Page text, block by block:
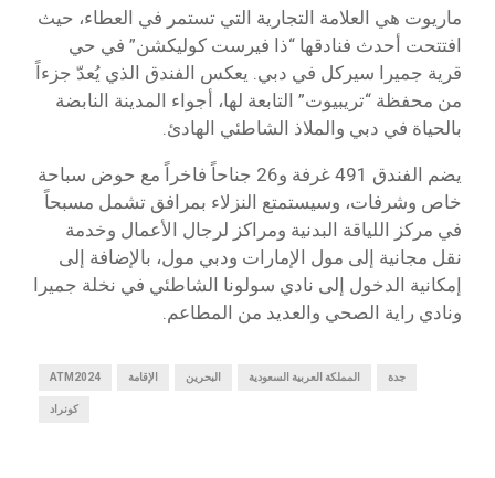
ماريوت هي العلامة التجارية التي تستمر في العطاء، حيث
افتتحت أحدث فنادقها “ذا فيرست كوليكشن” في حي
قرية جميرا سيركل في دبي. يعكس الفندق الذي يُعدّ جزءاً
من محفظة “تريبيوت” التابعة لها، أجواء المدينة النابضة
بالحياة في دبي والملاذ الشاطئي الهادئ.
يضم الفندق 491 غرفة و26 جناحاً فاخراً مع حوض سباحة
خاص وشرفات، وسيستمتع النزلاء بمرافق تشمل مسبحاً
في مركز اللياقة البدنية ومراكز لرجال الأعمال وخدمة
نقل مجانية إلى مول الإمارات ودبي مول، بالإضافة إلى
إمكانية الدخول إلى نادي سولونا الشاطئي في نخلة جميرا
ونادي راية الصحي والعديد من المطاعم.
ATM2024 الإقامة البحرين المملكة العربية السعودية جدة
كونراد